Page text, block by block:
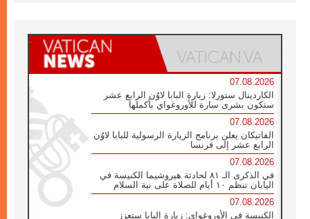
07.08.2026
الكاردينال ستورلا: زيارة البابا لاوُن الرابع عشر
ستكون بشرى سارة للأوروغواي بأكملها
07.08.2026
الفاتيكان يعلن برنامج الزيارة الرسولية للبابا لاوُن
الرابع عشر إلى فرنسا
07.08.2026
في الذكرى الـ ٨١ لحادثة هيروشيما الكنيسة في
اليابان تنظم ١٠ أيام للصلاة على نية السلام
07.08.2026
الكنيسة في الأوروغواي: زيارة البابا ستعزز